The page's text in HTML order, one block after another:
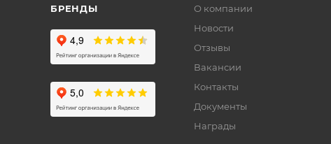
БРЕНДЫ
О компании
Новости
Отзывы
Вакансии
Контакты
Документы
Награды